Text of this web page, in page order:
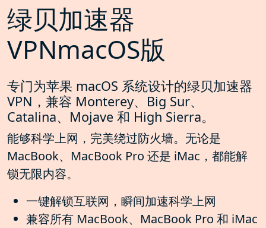
绿贝加速器
VPNmacOS版
专门为苹果 macOS 系统设计的绿贝加速器
VPN，兼容 Monterey、Big Sur、
Catalina、Mojave 和 High Sierra。
能够科学上网，完美绕过防火墙。无论是
MacBook、MacBook Pro 还是 iMac，都能解
锁无限内容。
一键解锁互联网，瞬间加速科学上网
兼容所有 MacBook、MacBook Pro 和 iMac